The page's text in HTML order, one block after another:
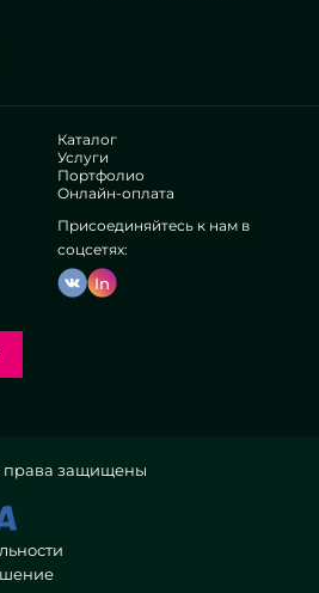
Каталог
Услуги
Портфолио
Онлайн-оплата
Присоединяйтесь к нам в
соцсетях:
In
права защищены